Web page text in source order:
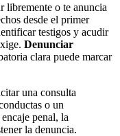
libremente o te anuncia
desde el primer
testigos y acudir
Denunciar
clara puede marcar
una consulta
o un
penal, la
la denuncia.